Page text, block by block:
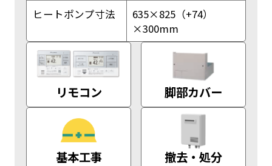
ヒートポンプ寸法
635×825（+74）
×300mm
リモコン 脚部カバー
基本工事 撤去・処分